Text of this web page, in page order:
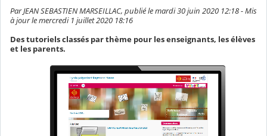
Par JEAN SEBASTIEN MARSEILLAC, publié le mardi 30 juin 2020 12:18 - Mis
à jour le mercredi 1 juillet 2020 18:16
Des tutoriels classés par thème pour les enseignants, les élèves
et les parents.